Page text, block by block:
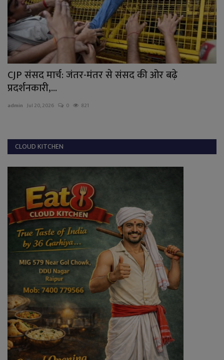
CJP संसद मार्च: जंतर-मंतर से संसद की ओर बढ़े
प्रदर्शनकारी,...
admin Jul 20, 2026 0 821
CLOUD KITCHEN